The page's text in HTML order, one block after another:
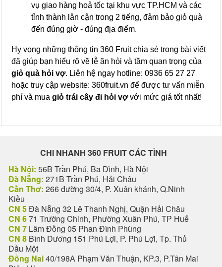
vụ giao hàng hoả tốc tại khu vực TP.HCM và các
tỉnh thành lân cận trong 2 tiếng, đảm bảo giỏ quà
đến đúng giờ - đúng địa điểm.
Hy vọng những thông tin 360 Fruit chia sẻ trong bài viết
đã giúp bạn hiểu rõ về lễ ăn hỏi và tầm quan trọng của
giỏ quà hỏi vợ. Liên hệ ngay hotline: 0936 65 27 27
hoặc truy cập website: 360fruit.vn để được tư vấn miễn
phí và mua giỏ trái cây đi hỏi vợvới mức giá tốt nhất!
CHI NHANH 360 FRUIT CÁC TỈNH
Hà Nội: 56B Trần Phú, Ba Đình, Hà Nội
Đà Nẵng: 271B Trần Phú, Hải Châu
Cần Thơ: 266 đường 30/4, P. Xuân khánh, Q.Ninh
Kiều
CN 5Đà Nẵng 32 Lê Thanh Nghị, Quận Hải Châu
CN 671 Trường Chinh, Phường Xuân Phú, TP Huế
CN 7 Lâm Đồng 05 Phan Đình Phùng
CN 8 Bình Dương 151 Phú Lợi, P. Phú Lợi, Tp. Thủ
Dầu Một
Đồng Nai40/198A Phạm Văn Thuận, KP.3, P.Tân Mai